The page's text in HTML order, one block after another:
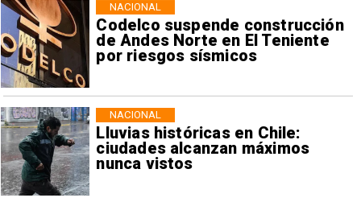
Codelco suspende construcción
de Andes Norte en El Teniente
por riesgos sísmicos
NACIONAL
Lluvias históricas en Chile:
ciudades alcanzan máximos
nunca vistos
NACIONAL